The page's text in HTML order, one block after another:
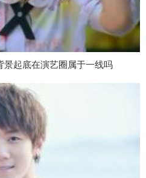
景起底在演艺圈属于一线吗